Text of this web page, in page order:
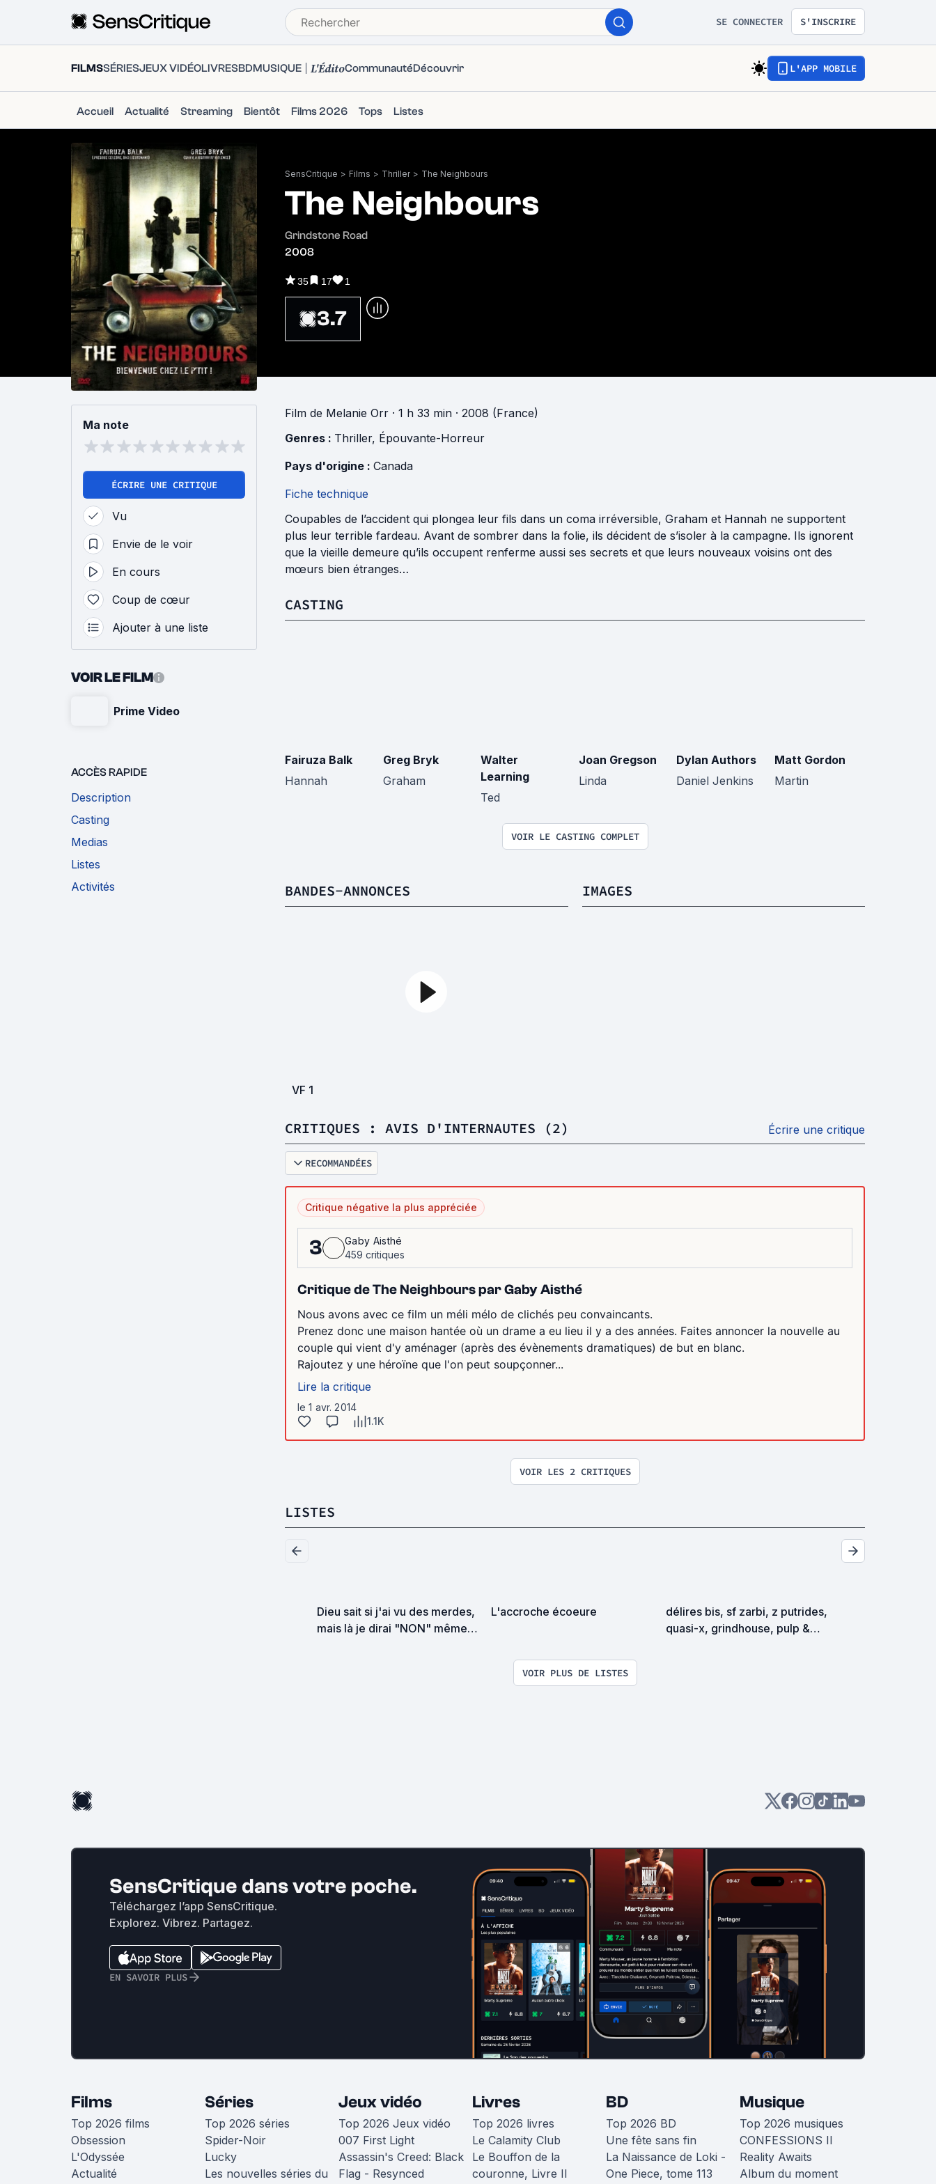
SE CONNECTER S'INSCRIRE
FILMSSÉRIESJEUX VIDÉOLIVRESBDMUSIQUE L'ÉditoCommunautéDécouvrir L'APP MOBILE
Accueil Actualité Streaming Bientôt Films 2026 Tops Listes
SensCritique > Films > Thriller > The Neighbours
The Neighbours
Grindstone Road
2008
35 17 1
3.7
Ma note
ÉCRIRE UNE CRITIQUE
Vu
Envie de le voir
En cours
Coup de cœur
Ajouter à une liste
VOIR LE FILM
Prime Video
ACCÈS RAPIDE
Description
Casting
Medias
Listes
Activités
Film de Melanie Orr · 1 h 33 min · 2008 (France)
Genres : Thriller, Épouvante-Horreur
Pays d'origine : Canada
Fiche technique
Coupables de l’accident qui plongea leur fils dans un coma irréversible, Graham et Hannah ne supportent
plus leur terrible fardeau. Avant de sombrer dans la folie, ils décident de s’isoler à la campagne. Ils ignorent
que la vieille demeure qu’ils occupent renferme aussi ses secrets et que leurs nouveaux voisins ont des
mœurs bien étranges…
CASTING
Fairuza Balk
Hannah
Greg Bryk
Graham
Walter
Learning
Ted
Joan Gregson
Linda
Dylan Authors
Daniel Jenkins
Matt Gordon
Martin
VOIR LE CASTING COMPLET
BANDES-ANNONCES
VF 1
IMAGES
CRITIQUES : AVIS D'INTERNAUTES (2) Écrire une critique
RECOMMANDÉES
Critique négative la plus appréciée
3
Gaby Aisthé
459 critiques
Critique de The Neighbours par Gaby Aisthé
Nous avons avec ce film un méli mélo de clichés peu convaincants.
Prenez donc une maison hantée où un drame a eu lieu il y a des années. Faites annoncer la nouvelle au
couple qui vient d'y aménager (après des évènements dramatiques) de but en blanc.
Rajoutez y une héroïne que l'on peut soupçonner...
Lire la critique
le 1 avr. 2014
1.1K
VOIR LES 2 CRITIQUES
LISTES
Dieu sait si j'ai vu des merdes,
mais là je dirai "NON" même
L'accroche écoeure
délires bis, sf zarbi, z putrides,
quasi-x, grindhouse, pulp &
VOIR PLUS DE LISTES
SensCritique dans votre poche.
Téléchargez l’app SensCritique.
Explorez. Vibrez. Partagez.
EN SAVOIR PLUS
Films
Top 2026 films
Obsession
L'Odyssée
Actualité
Séries
Top 2026 séries
Spider-Noir
Lucky
Les nouvelles séries du
Jeux vidéo
Top 2026 Jeux vidéo
007 First Light
Assassin's Creed: Black
Flag - Resynced
Livres
Top 2026 livres
Le Calamity Club
Le Bouffon de la
couronne, Livre II
BD
Top 2026 BD
Une fête sans fin
La Naissance de Loki -
One Piece, tome 113
Musique
Top 2026 musiques
CONFESSIONS II
Reality Awaits
Album du moment